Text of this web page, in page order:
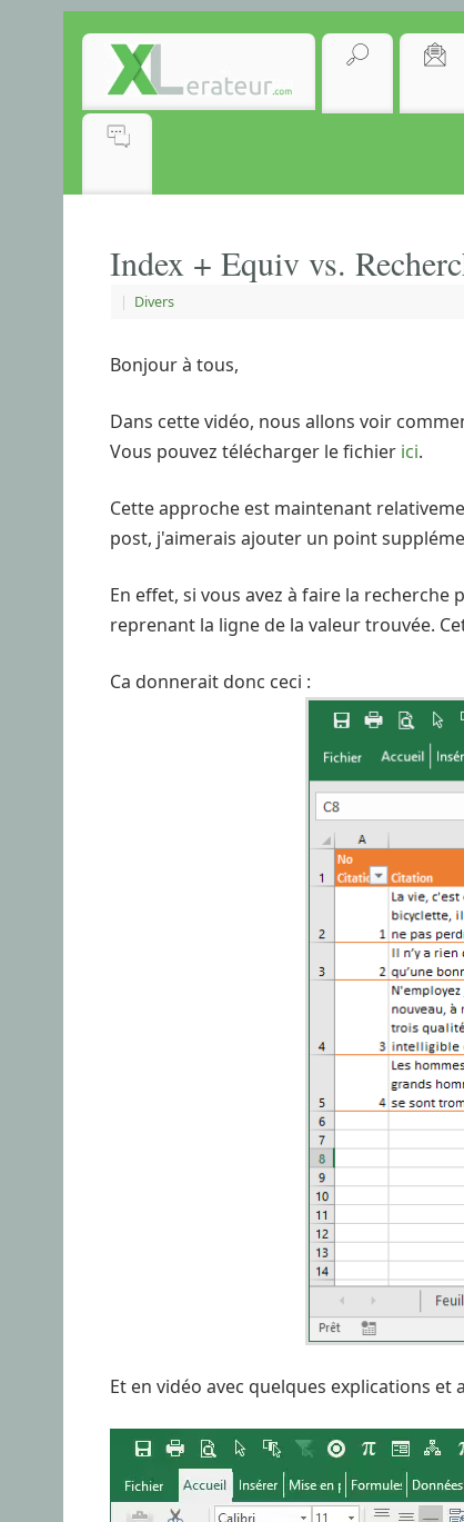
Index + Equiv vs.
| Divers
Bonjour à tous,
Dans cette vidéo, nous allons voir
Vous pouvez télécharger le fichier ici.
Cette approche est maintenant
post, j'aimerais ajouter un point
En effet, si vous avez à faire la
reprenant la ligne de la valeur trouvée.
Ca donnerait donc ceci :
Et en vidéo avec quelques explications et
Lecteur